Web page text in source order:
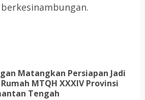
Matangkan Persiapan Jadi
MTQH XXXIV Provinsi
Tengah